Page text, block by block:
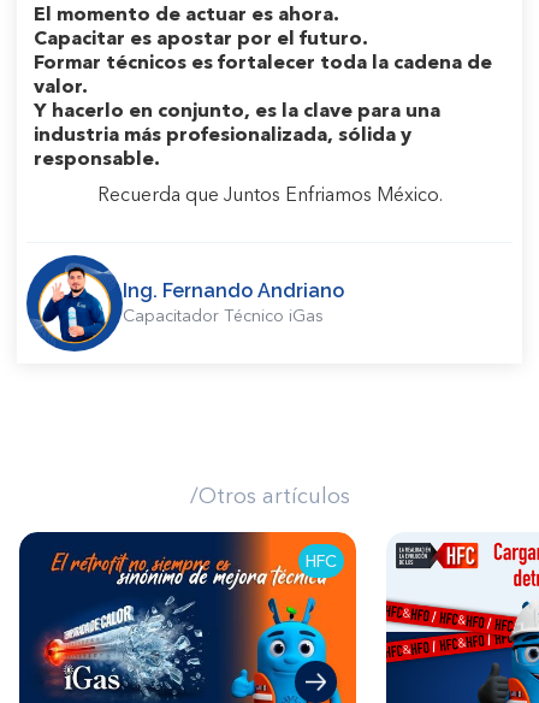
El momento de actuar es ahora.
Capacitar es apostar por el futuro.
Formar técnicos es fortalecer toda la cadena de
valor.
Y hacerlo en conjunto, es la clave para una
industria más profesionalizada, sólida y
responsable.
Recuerda que Juntos Enfriamos México.
Ing. Fernando Andriano
Capacitador Técnico iGas
/Otros artículos
HFC